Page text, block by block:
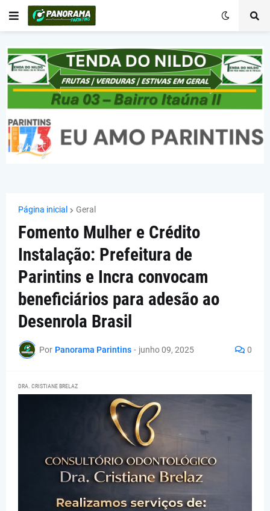
Página inicial Geral
Fomento Mulher e Crédito
Instalação: Prefeitura de
Parintins e Incra convocam
beneficiários para adesão ao
Desenrola Brasil
Por Panorama Parintins - junho 09, 2025 0
DRA. CRISTIANE BRELAZ